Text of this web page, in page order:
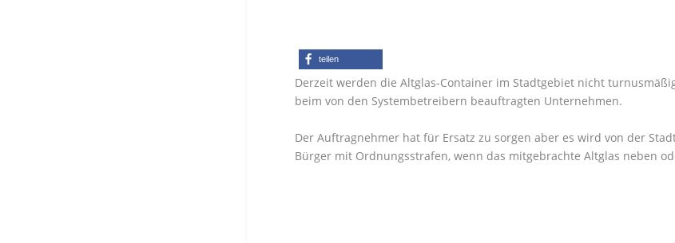
teilen
Derzeit werden die Altglas-Container im Stadtgebiet nicht
beim von den Systembetreibern beauftragten Unternehmen.
Der Auftragnehmer hat für Ersatz zu sorgen aber es wird von der
Bürger mit Ordnungsstrafen, wenn das mitgebrachte Altglas neben